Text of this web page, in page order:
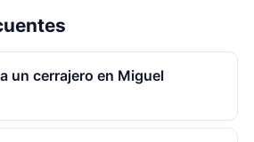
un cerrajero en Miguel